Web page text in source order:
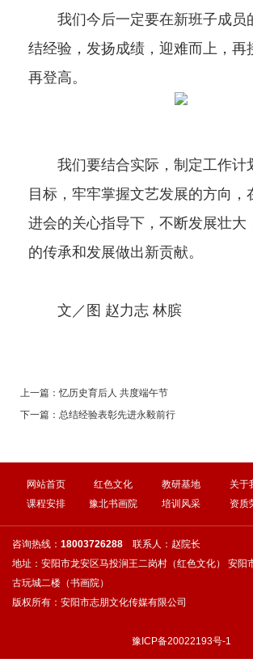
我们今后一定要在新班子成员
结经验，发扬成绩，迎难而上，再
再登高。
我们要结合实际，制定工作计
目标，牢牢掌握文艺发展的方向，
进会的关心指导下，不断发展壮大
的传承和发展做出新贡献。
文／图 赵力志 林膑
上一篇：忆历史育后人 共度端午节
下一篇： 总结经验表彰先进永毅前行
网站首页 红色文化 教研基地 关于
课程安排
豫北书画院 培训风采 资质
咨询热线： 18003726288 联系人：赵院长
地址：安阳市龙安区马投涧王二岗村（红色文化） 安阳
古玩城二楼（书画院）
版权所有：安阳市志朋文化传媒有限公司
豫ICP备20022193号-1